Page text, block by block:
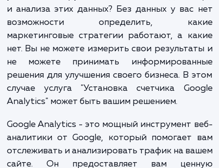
посещаемости до поведения
можно измерить и анализировать. Но что,
у вас нет инструментов или навыков для
и анализа этих данных? Без данных у вас
возможности определить,
маркетинговые стратегии работают, а
нет. Вы не можете измерить свои
решения для улучшения своего бизнеса. В
случае услуга "Установка счетчика
Analytics" может быть вашим решением.